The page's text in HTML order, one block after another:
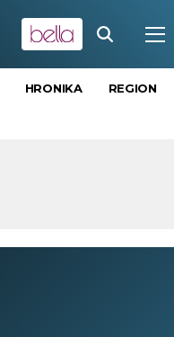
HRONIKA REGION